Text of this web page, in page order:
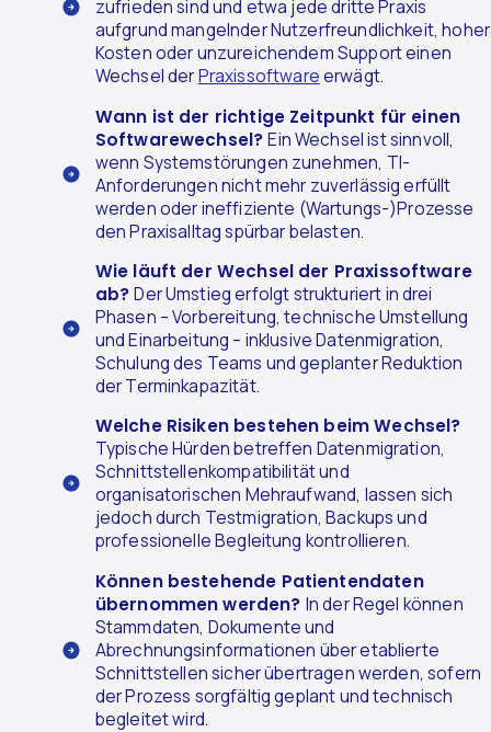
zufrieden sind und etwa jede dritte Praxis
aufgrund mangelnder Nutzerfreundlichkeit, hoher
Kosten oder unzureichendem Support einen
Wechsel derPraxissoftwareerwägt.
Wann ist der richtige Zeitpunkt für einen
Softwarewechsel?Ein Wechsel ist sinnvoll,
wenn Systemstörungen zunehmen, TI-
Anforderungen nicht mehr zuverlässig erfüllt
werden oder ineffiziente (Wartungs-)Prozesse
den Praxisalltag spürbar belasten.
Wie läuft der Wechsel der Praxissoftware
ab?Der Umstieg erfolgt strukturiert in drei
Phasen – Vorbereitung, technische Umstellung
und Einarbeitung – inklusive Datenmigration,
Schulung des Teams und geplanter Reduktion
der Terminkapazität.
Welche Risiken bestehen beim Wechsel?
Typische Hürden betreffen Datenmigration,
Schnittstellenkompatibilität und
organisatorischen Mehraufwand, lassen sich
jedoch durch Testmigration, Backups und
professionelle Begleitung kontrollieren.
Können bestehende Patientendaten
übernommen werden? In der Regel können
Stammdaten, Dokumente und
Abrechnungsinformationen über etablierte
Schnittstellen sicher übertragen werden, sofern
der Prozess sorgfältig geplant und technisch
begleitet wird.